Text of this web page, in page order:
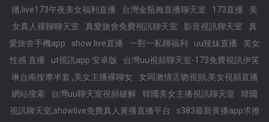
播,live173午夜美女福利直播
台灣金瓶梅直播聊天室 173直播
美
女真人裸聊聊天室
真愛旅舍免費視訊聊天室 影音視訊聊天室
真
愛旅舍手機app
show live直播 一對一私聊福利 uu辣妹直播
美女
性感 直播
ut視訊app 安卓版
台灣uu視頻聊天室-173免費視訊伊芙
琳台南按摩半套 ,美女主播裸聊女
女同激情舌吻視頻,美女視頻直播
網站搜索
台灣uu聊天室視頻破解 韓國美女主播視訊聊天室
韓國
視訊聊天室,showlive免費真人黃播直播平台
s383最新黃播app求推